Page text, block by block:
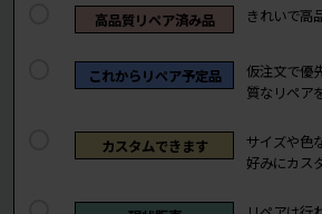
高品質リペア済み品 きれいで高
これからリペア予定品
仮注文で優
質なリペア
カスタムできます
サイズや色
好みにカス